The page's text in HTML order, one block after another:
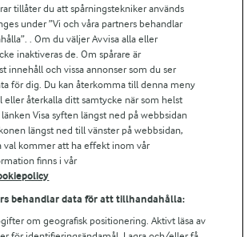
tillåter du att spårningstekniker används
under ”Vi och våra partners behandlar
. Om du väljer Avvisa alla eller
inaktiveras de. Om spårare är
innehåll och vissa annonser som du ser
för dig. Du kan återkomma till denna meny
eller återkalla ditt samtycke när som helst
Visa syften längst ned på webbsidan
längst ned till vänster på webbsidan,
val kommer att ha effekt inom vår
finns i vår
behandlar data för att tillhandahålla:
om geografisk positionering. Aktivt läsa av